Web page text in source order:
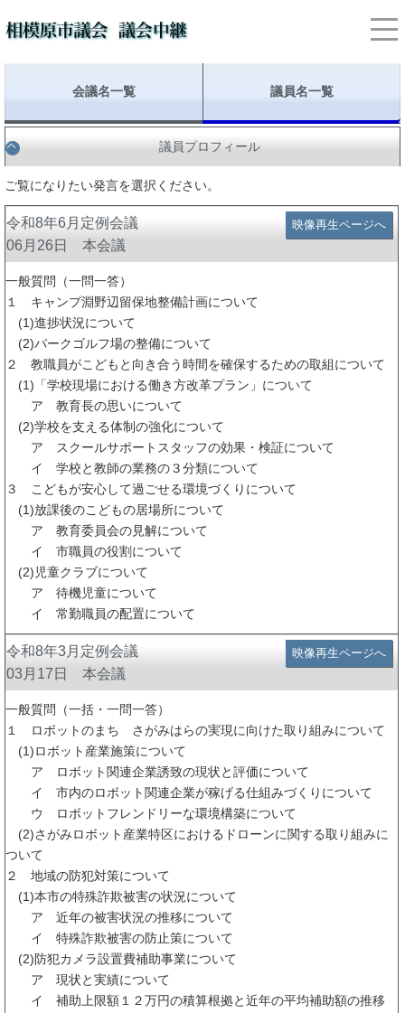
会議名一覧 議員名一覧
議員プロフィール
ご覧になりたい発言を選択ください。
映像再生ページへ
令和8年6月定例会議
06月26日 本会議
一般質問（一問一答）
１ キャンプ淵野辺留保地整備計画について
(1)進捗状況について
(2)パークゴルフ場の整備について
２ 教職員がこどもと向き合う時間を確保するための取組について
(1)「学校現場における働き方改革プラン」について
ア 教育長の思いについて
(2)学校を支える体制の強化について
ア スクールサポートスタッフの効果・検証について
イ 学校と教師の業務の３分類について
３ こどもが安心して過ごせる環境づくりについて
(1)放課後のこどもの居場所について
ア 教育委員会の見解について
イ 市職員の役割について
(2)児童クラブについて
ア 待機児童について
イ 常勤職員の配置について
映像再生ページへ
令和8年3月定例会議
03月17日 本会議
一般質問（一括・一問一答）
１ ロボットのまち さがみはらの実現に向けた取り組みについて
(1)ロボット産業施策について
ア ロボット関連企業誘致の現状と評価について
イ 市内のロボット関連企業が稼げる仕組みづくりについて
ウ ロボットフレンドリーな環境構築について
(2)さがみロボット産業特区におけるドローンに関する取り組みに
ついて
２ 地域の防犯対策について
(1)本市の特殊詐欺被害の状況について
ア 近年の被害状況の推移について
イ 特殊詐欺被害の防止策について
(2)防犯カメラ設置費補助事業について
ア 現状と実績について
イ 補助上限額１２万円の積算根拠と近年の平均補助額の推移